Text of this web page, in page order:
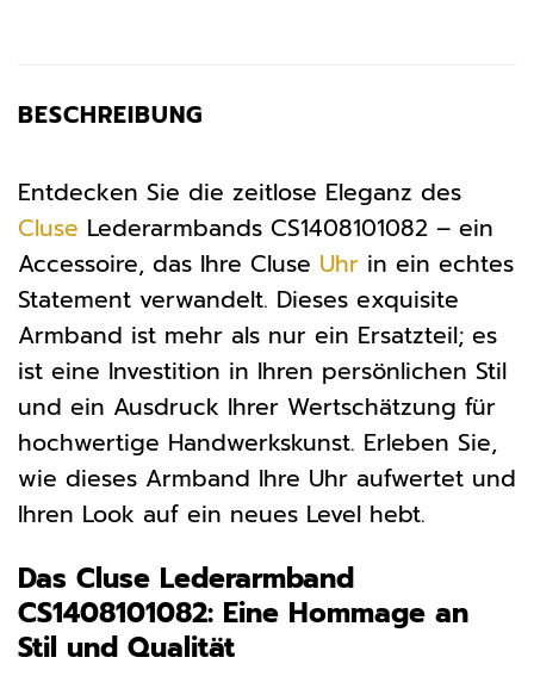
BESCHREIBUNG
Entdecken Sie die zeitlose Eleganz des
Cluse Lederarmbands CS1408101082 – ein
Accessoire, das Ihre Cluse Uhr in ein echtes
Statement verwandelt. Dieses exquisite
Armband ist mehr als nur ein Ersatzteil; es
ist eine Investition in Ihren persönlichen Stil
und ein Ausdruck Ihrer Wertschätzung für
hochwertige Handwerkskunst. Erleben Sie,
wie dieses Armband Ihre Uhr aufwertet und
Ihren Look auf ein neues Level hebt.
Das Cluse Lederarmband
CS1408101082: Eine Hommage an
Stil und Qualität